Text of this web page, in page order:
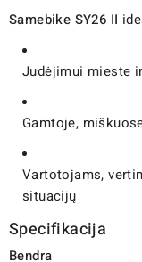
Samebike SY26 II
Judėjimui mieste
Gamtoje,
Vartotojams,
situacijų
Specifikacija
Bendra